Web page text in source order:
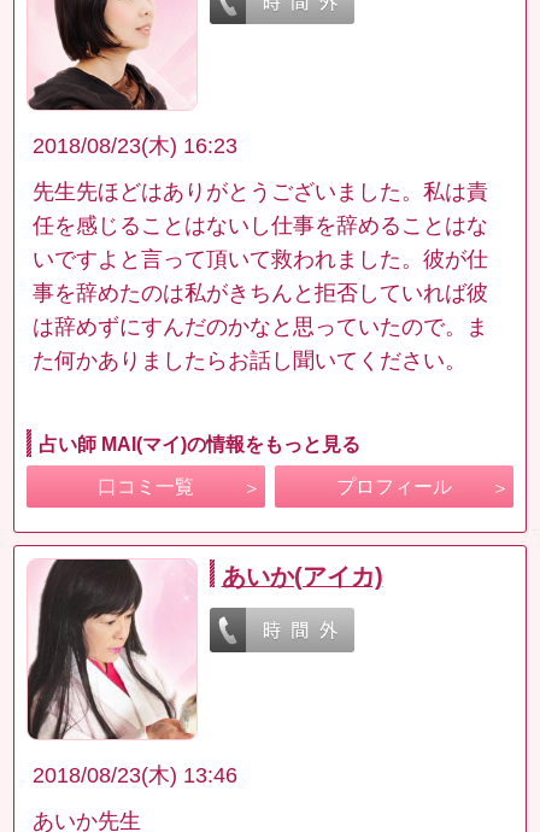
2018/08/23(木) 16:23
先生先ほどはありがとうございました。私は責
任を感じることはないし仕事を辞めることはな
いですよと言って頂いて救われました。彼が仕
事を辞めたのは私がきちんと拒否していれば彼
は辞めずにすんだのかなと思っていたので。ま
た何かありましたらお話し聞いてください。
占い師 MAI(マイ)の情報をもっと見る
口コミ一覧 プロフィール
あいか(アイカ)
2018/08/23(木) 13:46
あいか先生